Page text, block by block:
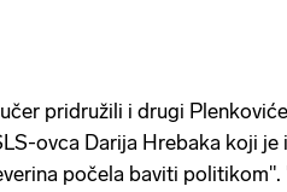
pridružili i drugi
ovca Darija Hrebaka koji je
počela baviti politikom".